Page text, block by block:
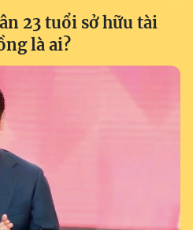
23 tuổi sở hữu tài
là ai?